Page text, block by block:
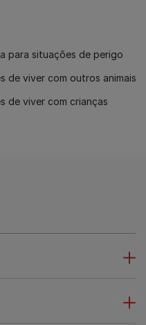
para situações de perigo
de viver com outros animais
de viver com crianças